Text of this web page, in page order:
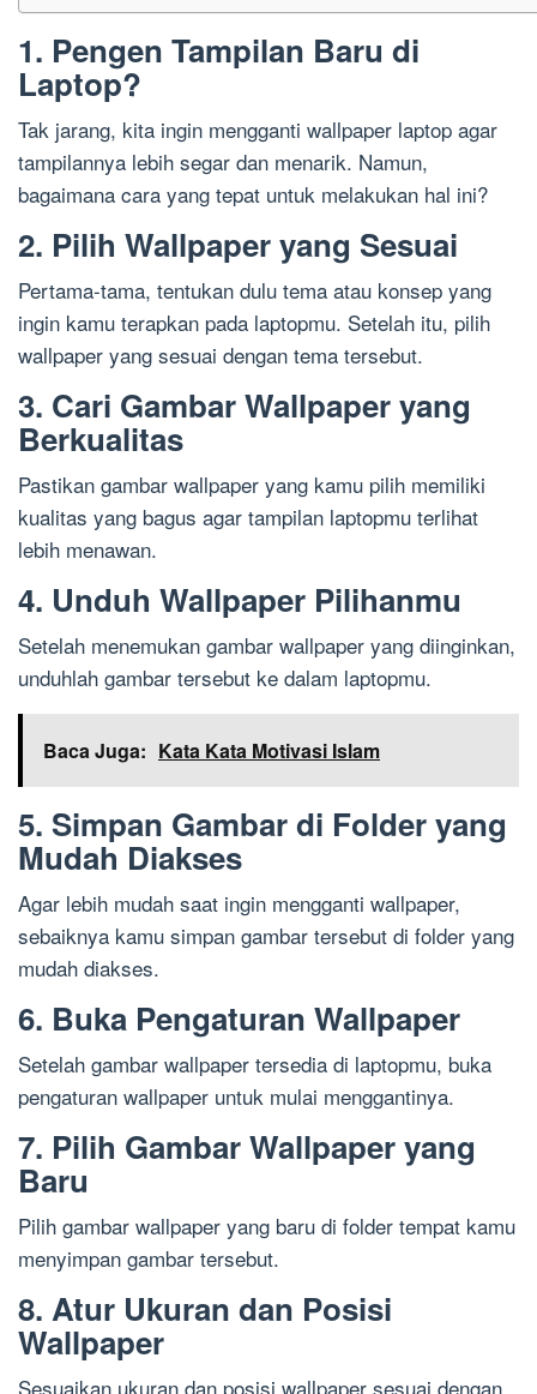
1. Pengen Tampilan Baru di
Laptop?
Tak jarang, kita ingin mengganti wallpaper laptop agar
tampilannya lebih segar dan menarik. Namun,
bagaimana cara yang tepat untuk melakukan hal ini?
2. Pilih Wallpaper yang Sesuai
Pertama-tama, tentukan dulu tema atau konsep yang
ingin kamu terapkan pada laptopmu. Setelah itu, pilih
wallpaper yang sesuai dengan tema tersebut.
3. Cari Gambar Wallpaper yang
Berkualitas
Pastikan gambar wallpaper yang kamu pilih memiliki
kualitas yang bagus agar tampilan laptopmu terlihat
lebih menawan.
4. Unduh Wallpaper Pilihanmu
Setelah menemukan gambar wallpaper yang diinginkan,
unduhlah gambar tersebut ke dalam laptopmu.
Baca Juga: Kata Kata Motivasi Islam
5. Simpan Gambar di Folder yang
Mudah Diakses
Agar lebih mudah saat ingin mengganti wallpaper,
sebaiknya kamu simpan gambar tersebut di folder yang
mudah diakses.
6. Buka Pengaturan Wallpaper
Setelah gambar wallpaper tersedia di laptopmu, buka
pengaturan wallpaper untuk mulai menggantinya.
7. Pilih Gambar Wallpaper yang
Baru
Pilih gambar wallpaper yang baru di folder tempat kamu
menyimpan gambar tersebut.
8. Atur Ukuran dan Posisi
Wallpaper
Sesuaikan ukuran dan posisi wallpaper sesuai dengan